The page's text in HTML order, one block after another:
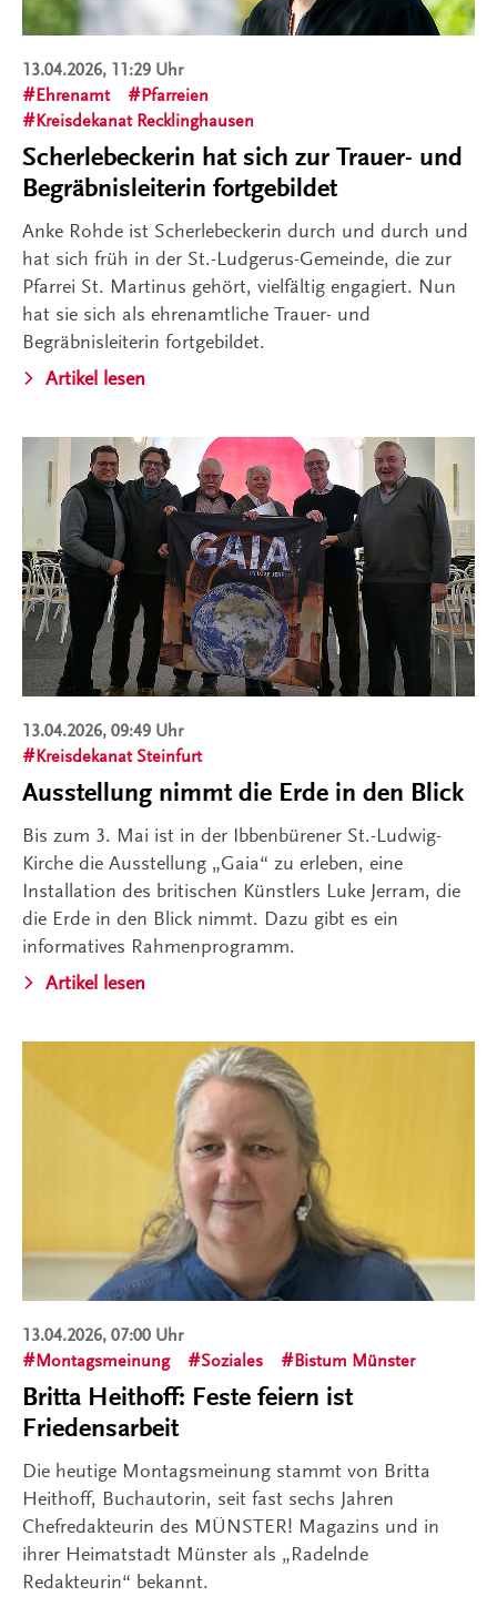
13.04.2026, 11:29 Uhr
Ehrenamt
Pfarreien
Kreisdekanat Recklinghausen
Scherlebeckerin hat sich zur Trauer- und
Begräbnisleiterin fortgebildet
Anke Rohde ist Scherlebeckerin durch und durch und
hat sich früh in der St.-Ludgerus-Gemeinde, die zur
Pfarrei St. Martinus gehört, vielfältig engagiert. Nun
hat sie sich als ehrenamtliche Trauer- und
Begräbnisleiterin fortgebildet.
Artikel lesen
13.04.2026, 09:49 Uhr
Kreisdekanat Steinfurt
Ausstellung nimmt die Erde in den Blick
Bis zum 3. Mai ist in der Ibbenbürener St.-Ludwig-
Kirche die Ausstellung „Gaia“ zu erleben, eine
Installation des britischen Künstlers Luke Jerram, die
die Erde in den Blick nimmt. Dazu gibt es ein
informatives Rahmenprogramm.
Artikel lesen
13.04.2026, 07:00 Uhr
Montagsmeinung
Soziales Bistum Münster
Britta Heithoff: Feste feiern ist
Friedensarbeit
Die heutige Montagsmeinung stammt von Britta
Heithoff, Buchautorin, seit fast sechs Jahren
Chefredakteurin des MÜNSTER! Magazins und in
ihrer Heimatstadt Münster als „Radelnde
Redakteurin“ bekannt.